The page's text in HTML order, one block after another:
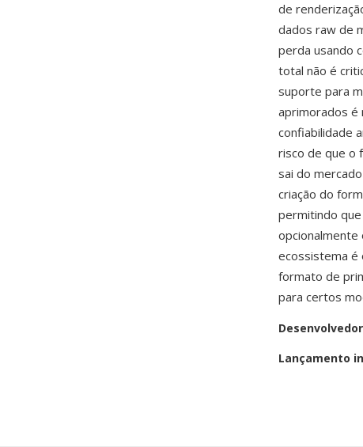
de
dados raw de
perda usando
total não é
suporte para
aprimorados é
confiabilidade
risco de que o
sai do
criação do
permitindo que
ecossistema é
formato de
para certos
Desenvolvedor
Lançamento